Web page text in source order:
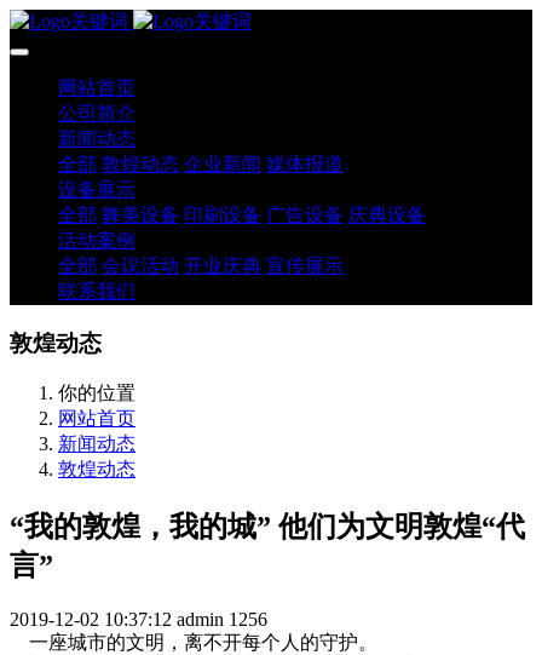
网站首页
公司简介
新闻动态
全部 敦煌动态 企业新闻 媒体报道
设备展示
全部 舞美设备 印刷设备 广告设备 庆典设备
活动案例
全部 会议活动 开业庆典 宣传展示
联系我们
敦煌动态
你的位置
网站首页
新闻动态
敦煌动态
“我的敦煌，我的城” 他们为文明敦煌“代
言”
2019-12-02 10:37:12 admin 1256
一座城市的文明，离不开每个人的守护。